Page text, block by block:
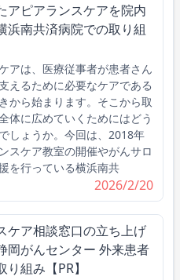
アピアランスケアを院内
南共済病院での取り組
アは、医療従事者が患者さん
えるために必要なケアである
から始まります。そこから取
体に広めていくためにはどう
しょうか。今回は、2018年
スケア教室の開催やがんサロ
を行っている横浜南共
2026/2/20
ケア相談窓口の立ち上げ
がんセンター 外来患者
組み【PR】